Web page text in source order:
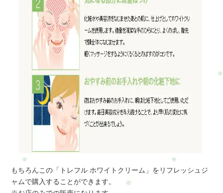
もちろんこの「トレフル ホワイトクリーム」をリフレッシュジ
ャムで購入することができます。